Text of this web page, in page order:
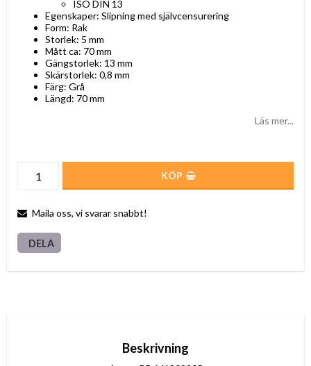
ISO DIN 13
Egenskaper: Slipning med självcensurering
Form: Rak
Storlek: 5 mm
Mått ca: 70 mm
Gängstorlek: 13 mm
Skärstorlek: 0,8 mm
Färg: Grå
Längd: 70 mm
Läs mer...
KÖP
Maila oss, vi svarar snabbt!
DELA
Beskrivning